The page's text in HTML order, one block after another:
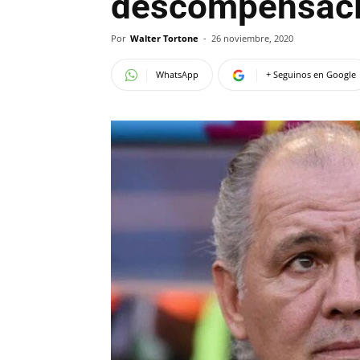
Por Walter Tortone - 26 noviembre, 2020
WhatsApp + Seguinos en Google